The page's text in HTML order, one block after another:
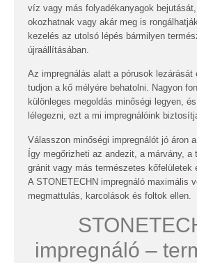
víz vagy más folyadékanyagok
okozhatnak vagy akár meg is
kezelés az utolsó lépés bármilyen
újraállításában.
Az impregnálás alatt a pórusok
tudjon a kő mélyére behatolni. Nagyon
különleges megoldás minőségi legyen,
lélegezni, ezt a mi impregnálóink
Válasszon minőségi impregnálót jó áron a
Így megőrizheti az andezit, a márvány,
gránit vagy más természetes kőfelületek
A STONETECHN impregnáló maximális
megmattulás, karcolások és foltok ellen.
impregnáló –